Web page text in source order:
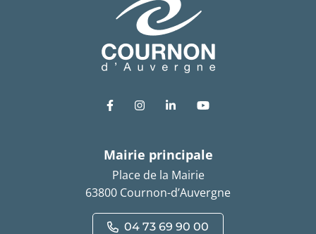
Lien vers le compte Facebook
Lien vers le compte Instagram
Lien vers le compte
Lien vers la
Mairie principale
Place de la Mairie
63800 Cournon-d’Auvergne
04 73 69 90 00